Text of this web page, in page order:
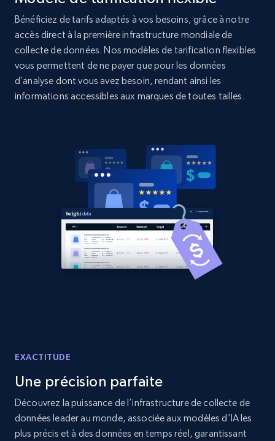
more.
2.1K+ 375+ Commencer
Amazon products global dataset -
price, Currency, Availability, Reviews count, and
375+ Commencer
Amazon products global dataset - Collects
products by best sellers category URL
Amazon products global dataset - Collect
Amazon products by seller URL
Bénéficiez de tarifs adaptés à vos besoins, grâce à notre
accès direct à la première infrastructure mondiale de
collecte de données. Nos modèles de tarification flexibles
vous permettent de ne payer que pour les données
d’analyse dont vous avez besoin, rendant ainsi les
informations accessibles aux marques de toutes tailles.
EXACTITUDE
Une précision parfaite
Découvrez la puissance de l’infrastructure de collecte de
données leader au monde, associée aux modèles d’IA les
plus précis et à des données en temps réel, garantissant